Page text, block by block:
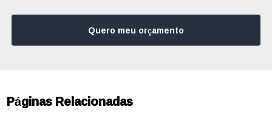
Quero meu orçamento
Páginas Relacionadas